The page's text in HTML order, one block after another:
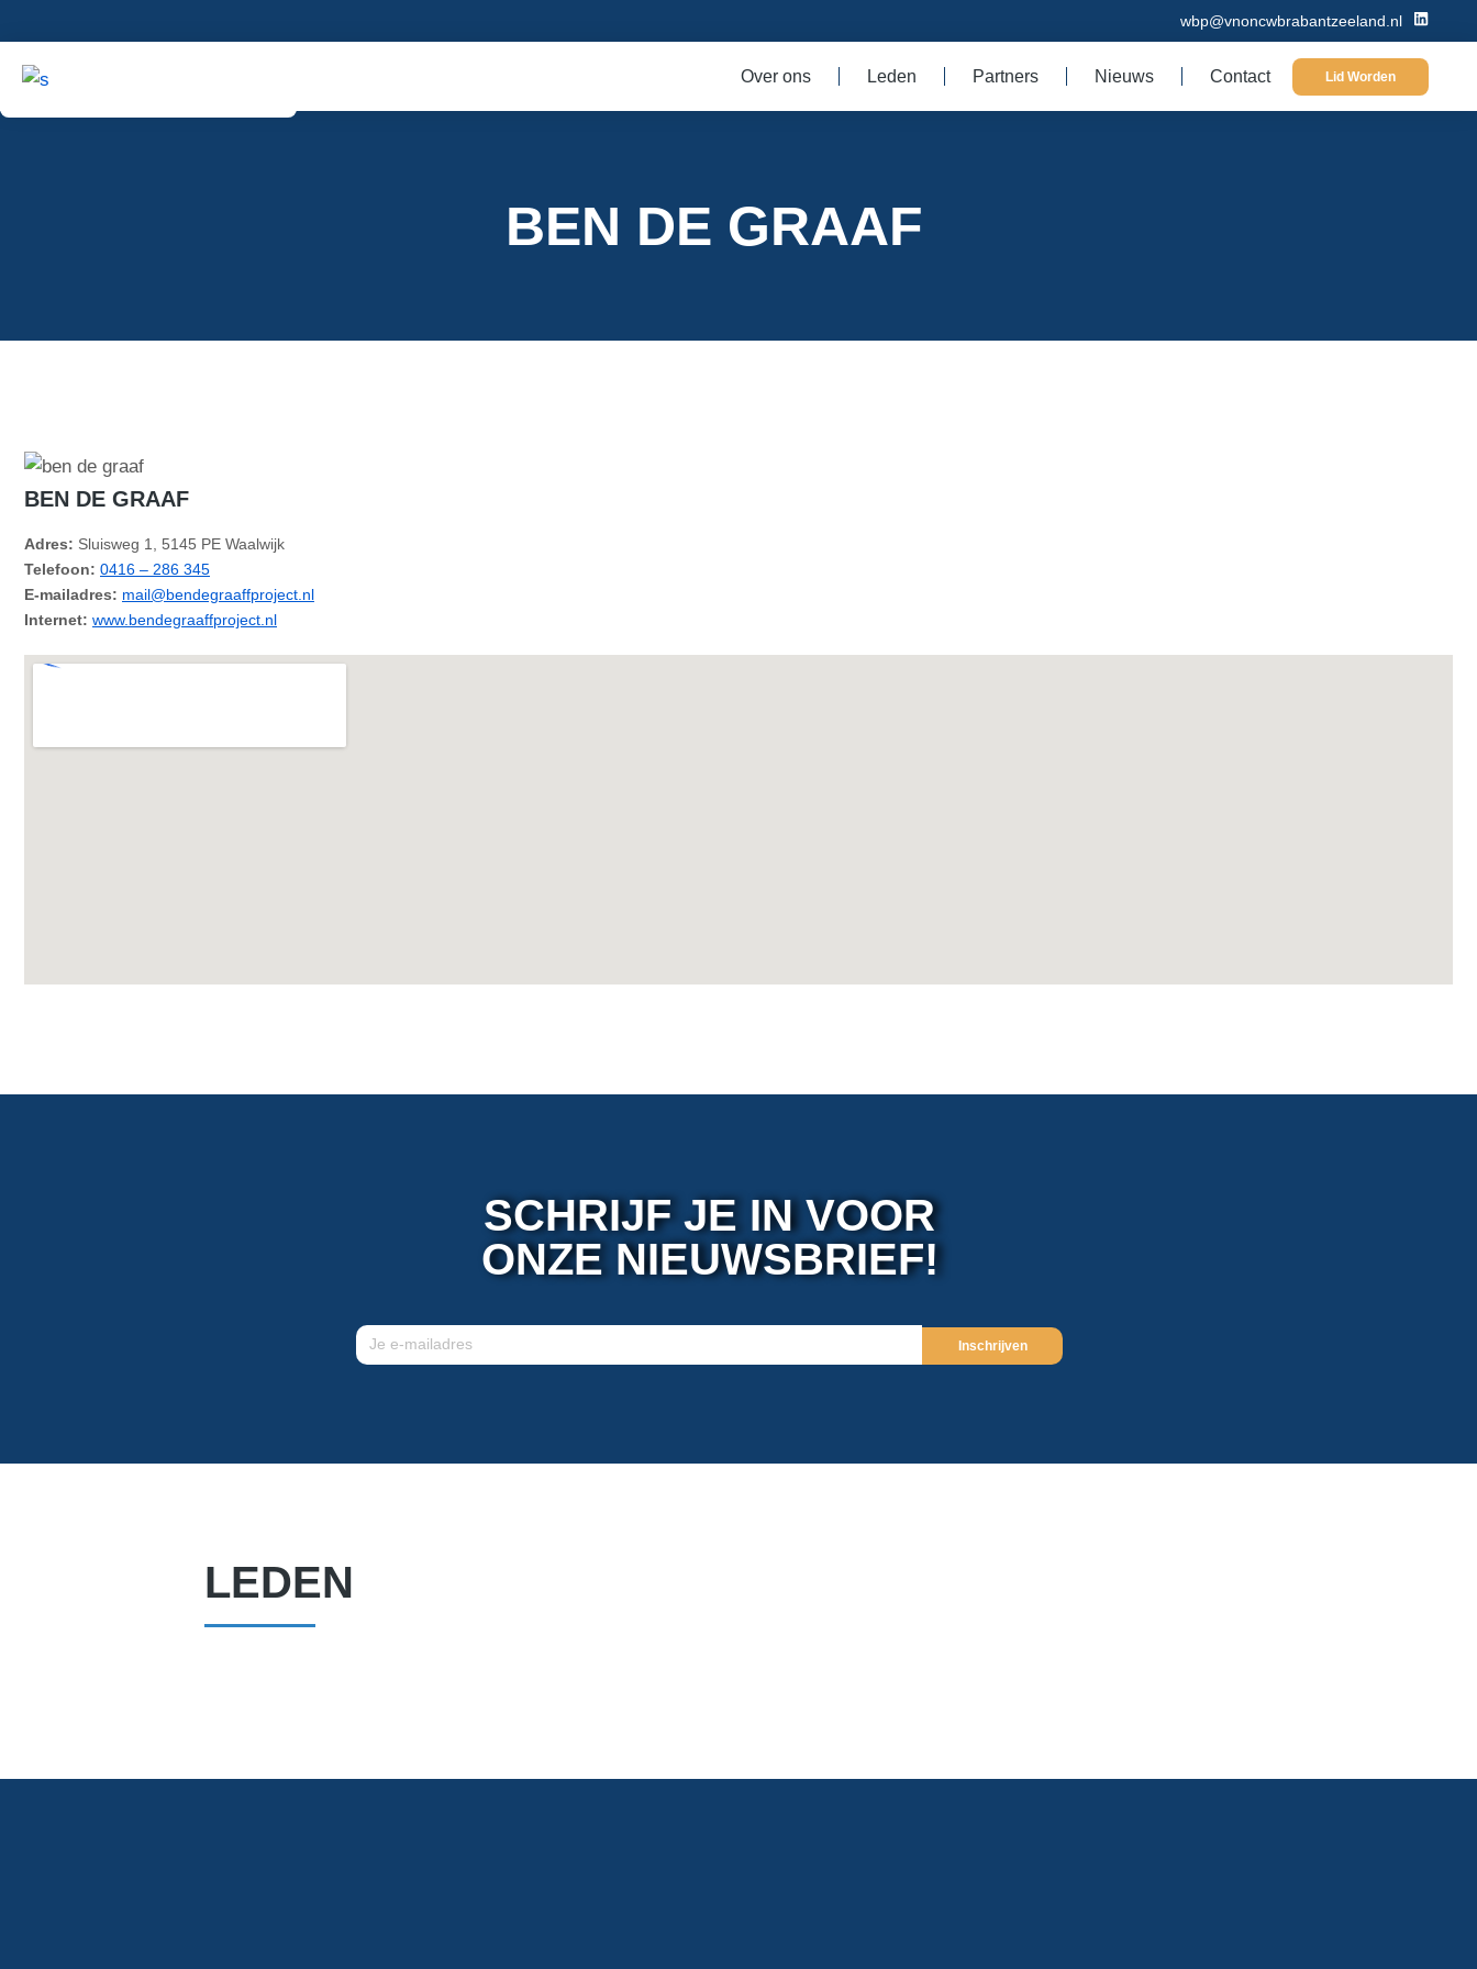
wbp@vnoncwbrabantzeeland.nl
Over ons Leden Partners Nieuws Contact Lid Worden
BEN DE GRAAF
BEN DE GRAAF
Adres: Sluisweg 1, 5145 PE Waalwijk
Telefoon: 0416 – 286 345
E-mailadres: mail@bendegraaffproject.nl
Internet: www.bendegraaffproject.nl
SCHRIJF JE IN VOOR
ONZE NIEUWSBRIEF!
Inschrijven
LEDEN